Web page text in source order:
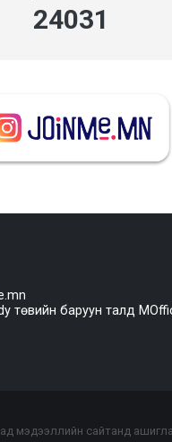
27728
төвийн баруун талд
мэдээллийн сайтанд